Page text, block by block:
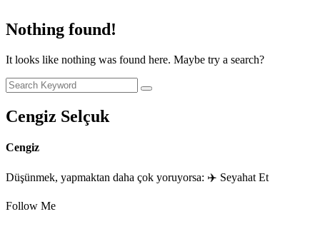
Nothing found!
It looks like nothing was found here. Maybe try a search?
Cengiz Selçuk
Cengiz
Düşünmek, yapmaktan daha çok yoruyorsa: ✈️ Seyahat Et
Follow Me